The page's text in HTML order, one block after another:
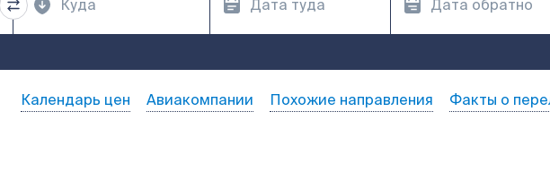
Календарь цен Авиакомпании Похожие направления Факты о